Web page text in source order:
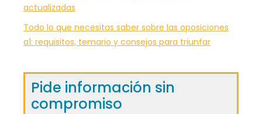
actualizadas
Todo lo que necesitas saber sobre las oposiciones
a1: requisitos, temario y consejos para triunfar
Pide información sin
compromiso